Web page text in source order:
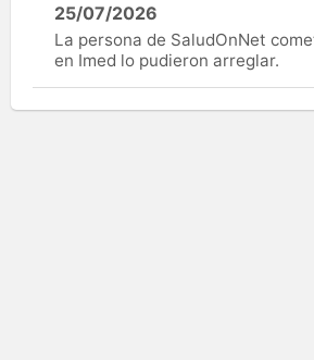
25/07/2026
La persona de SaludOnNet
en Imed lo pudieron arreglar.